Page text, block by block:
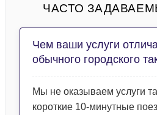
ЧАСТО
Чем ваши услуги
обычного городского
Мы не оказываем услуги
короткие 10-минутные